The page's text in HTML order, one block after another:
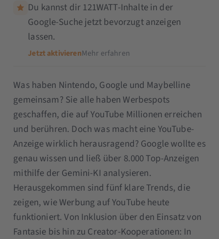
Du kannst dir 121WATT-Inhalte in der
Google-Suche jetzt bevorzugt anzeigen
lassen.
Jetzt aktivierenMehr erfahren
Was haben Nintendo, Google und Maybelline
gemeinsam? Sie alle haben Werbespots
geschaffen, die auf YouTube Millionen erreichen
und berühren. Doch was macht eine YouTube-
Anzeige wirklich herausragend? Google wollte es
genau wissen und ließ über 8.000 Top-Anzeigen
mithilfe der Gemini-KI analysieren.
Herausgekommen sind fünf klare Trends, die
zeigen, wie Werbung auf YouTube heute
funktioniert. Von Inklusion über den Einsatz von
Fantasie bis hin zu Creator-Kooperationen: In